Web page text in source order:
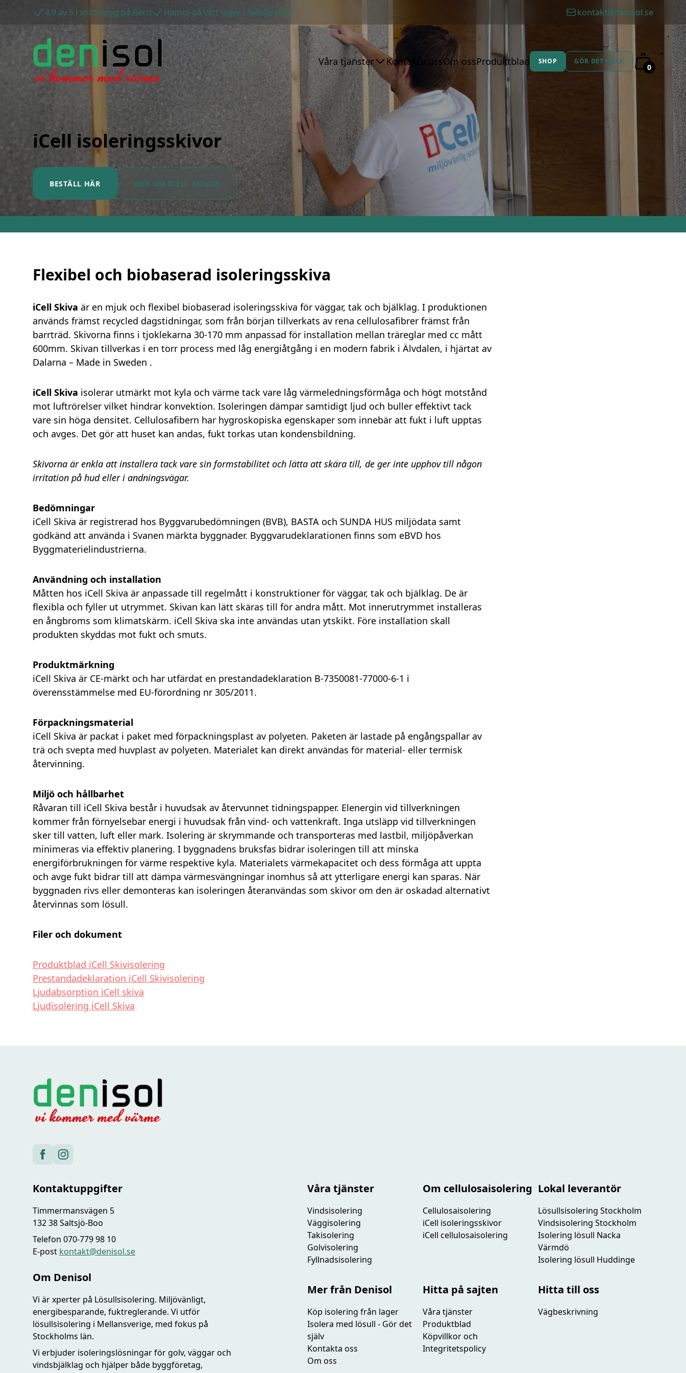
4,9 av 5 i snittbetyg på Reco Hämta på vårt lager i Saltsjö-Boo kontakt@denisol.se
Våra tjänster Kontakta ossOm ossProduktblad SHOP GÖR DET SJÄLV
0
iCell isoleringsskivor
BESTÄLL HÄR MER OM ICELL SKIVOR
Flexibel och biobaserad isoleringsskiva
iCell Skiva är en mjuk och flexibel biobaserad isoleringsskiva för väggar, tak och bjälklag. I produktionen
används främst recycled dagstidningar, som från början tillverkats av rena cellulosafibrer främst från
barrträd. Skivorna finns i tjoklekarna 30-170 mm anpassad för installation mellan träreglar med cc mått
600mm. Skivan tillverkas i en torr process med låg energiåtgång i en modern fabrik i Älvdalen, i hjärtat av
Dalarna – Made in Sweden .
iCell Skiva isolerar utmärkt mot kyla och värme tack vare låg värmeledningsförmåga och högt motstånd
mot luftrörelser vilket hindrar konvektion. Isoleringen dämpar samtidigt ljud och buller effektivt tack
vare sin höga densitet. Cellulosafibern har hygroskopiska egenskaper som innebär att fukt i luft upptas
och avges. Det gör att huset kan andas, fukt torkas utan kondensbildning.
Skivorna är enkla att installera tack vare sin formstabilitet och lätta att skära till, de ger inte upphov till någon
irritation på hud eller i andningsvägar.
Bedömningar
iCell Skiva är registrerad hos Byggvarubedömningen (BVB), BASTA och SUNDA HUS miljödata samt
godkänd att använda i Svanen märkta byggnader. Byggvarudeklarationen finns som eBVD hos
Byggmaterielindustrierna.
Användning och installation
Måtten hos iCell Skiva är anpassade till regelmått i konstruktioner för väggar, tak och bjälklag. De är
flexibla och fyller ut utrymmet. Skivan kan lätt skäras till för andra mått. Mot innerutrymmet installeras
en ångbroms som klimatskärm. iCell Skiva ska inte användas utan ytskikt. Före installation skall
produkten skyddas mot fukt och smuts.
Produktmärkning
iCell Skiva är CE-märkt och har utfärdat en prestandadeklaration B-7350081-77000-6-1 i
överensstämmelse med EU-förordning nr 305/2011.
Förpackningsmaterial
iCell Skiva är packat i paket med förpackningsplast av polyeten. Paketen är lastade på engångspallar av
trä och svepta med huvplast av polyeten. Materialet kan direkt användas för material- eller termisk
återvinning.
Miljö och hållbarhet
Råvaran till iCell Skiva består i huvudsak av återvunnet tidningspapper. Elenergin vid tillverkningen
kommer från förnyelsebar energi i huvudsak från vind- och vattenkraft. Inga utsläpp vid tillverkningen
sker till vatten, luft eller mark. Isolering är skrymmande och transporteras med lastbil, miljöpåverkan
minimeras via effektiv planering. I byggnadens bruksfas bidrar isoleringen till att minska
energiförbrukningen för värme respektive kyla. Materialets värmekapacitet och dess förmåga att uppta
och avge fukt bidrar till att dämpa värmesvängningar inomhus så att ytterligare energi kan sparas. När
byggnaden rivs eller demonteras kan isoleringen återanvändas som skivor om den är oskadad alternativt
återvinnas som lösull.
Filer och dokument
Produktblad iCell Skivisolering
Prestandadeklaration iCell Skivisolering
Ljudabsorption iCell skiva
Ljudisolering iCell Skiva
Kontaktuppgifter
Timmermansvägen 5
132 38 Saltsjö-Boo
Telefon 070-779 98 10
E-post kontakt@denisol.se
Om Denisol
Vi är xperter på Lösullsisolering. Miljövänligt,
energibesparande, fuktreglerande. Vi utför
lösullsisolering i Mellansverige, med fokus på
Stockholms län.
Vi erbjuder isoleringslösningar för golv, väggar och
vindsbjälklag och hjälper både byggföretag,
Våra tjänster
Vindsisolering
Väggisolering
Takisolering
Golvisolering
Fyllnadsisolering
Om cellulosaisolering
Cellulosaisolering
iCell isoleringsskivor
iCell cellulosaisolering
Lokal leverantör
Lösullsisolering Stockholm
Vindsisolering Stockholm
Isolering lösull Nacka
Värmdö
Isolering lösull Huddinge
Mer från Denisol
Köp isolering från lager
Isolera med lösull - Gör det
själv
Kontakta oss
Om oss
Hitta på sajten
Våra tjänster
Produktblad
Köpvillkor och
Integritetspolicy
Hitta till oss
Vägbeskrivning